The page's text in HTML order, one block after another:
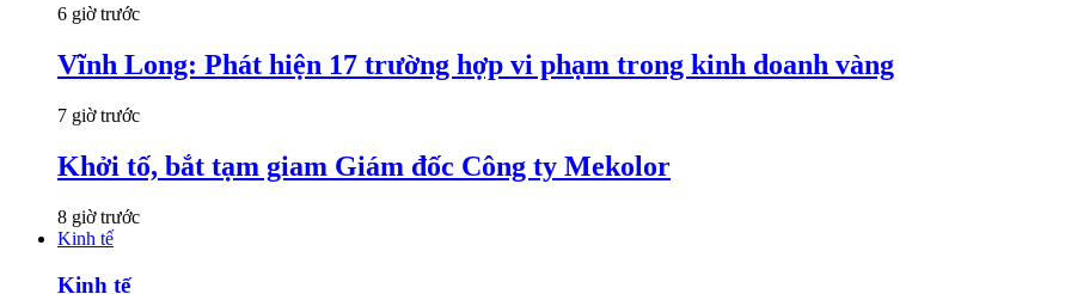
6 giờ trước
Vĩnh Long: Phát hiện 17 trường hợp vi phạm trong kinh doanh vàng
7 giờ trước
Khởi tố, bắt tạm giam Giám đốc Công ty Mekolor
8 giờ trước
Kinh tế
Kinh tế